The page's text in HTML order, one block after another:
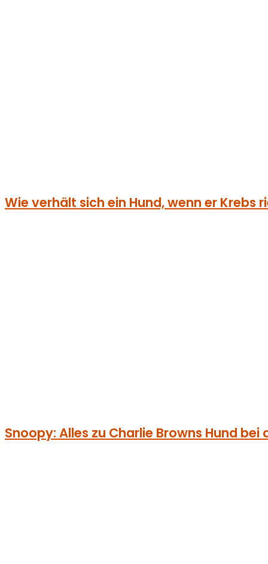
Wie verhält sich ein Hund, wenn er Krebs
Snoopy: Alles zu Charlie Browns Hund bei